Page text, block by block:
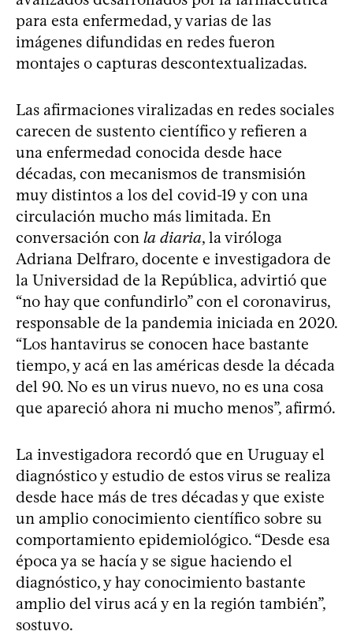
para esta enfermedad, y varias de las
imágenes difundidas en redes fueron
montajes o capturas descontextualizadas.
Las afirmaciones viralizadas en redes sociales
carecen de sustento científico y refieren a
una enfermedad conocida desde hace
décadas, con mecanismos de transmisión
muy distintos a los del covid‑19 y con una
circulación mucho más limitada. En
conversación con la diaria, la viróloga
Adriana Delfraro, docente e investigadora de
la Universidad de la República, advirtió que
“no hay que confundirlo” con el coronavirus,
responsable de la pandemia iniciada en 2020.
“Los hantavirus se conocen hace bastante
tiempo, y acá en las américas desde la década
del 90. No es un virus nuevo, no es una cosa
que apareció ahora ni mucho menos”, afirmó.
La investigadora recordó que en Uruguay el
diagnóstico y estudio de estos virus se realiza
desde hace más de tres décadas y que existe
un amplio conocimiento científico sobre su
comportamiento epidemiológico. “Desde esa
época ya se hacía y se sigue haciendo el
diagnóstico, y hay conocimiento bastante
amplio del virus acá y en la región también”,
sostuvo.